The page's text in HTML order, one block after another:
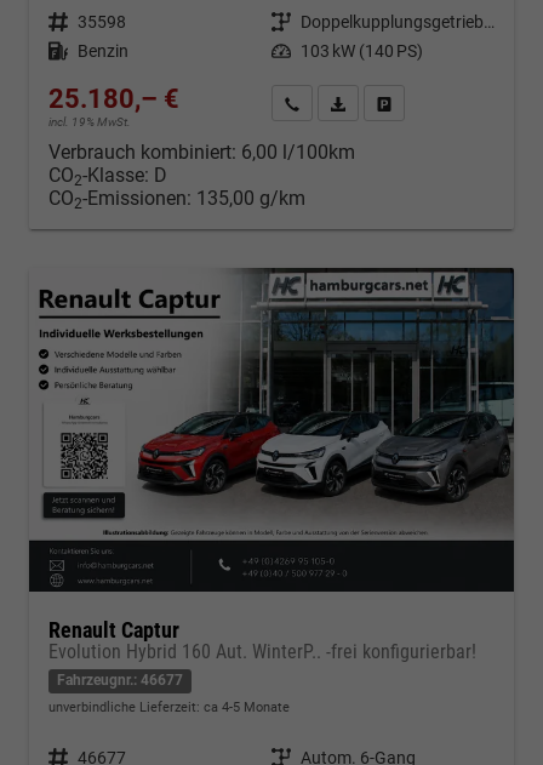
Fahrzeugnr. 35598 Getriebe
Doppelkupplungsgetriebe (DSG)
Kraftstoff Benzin Leistung 103 kW (140 PS)
25.180,– €
incl. 19% MwSt.
Kontakt & Angebot anfordern
PDF-Datei, Fahrzeugexposé
Verbrauch kombiniert: 6,00 l/100km
CO2-Klasse: D
CO2-Emissionen: 135,00 g/km
Renault Captur
Evolution Hybrid 160 Aut. WinterP.. -frei konfigurierbar!
Fahrzeugnr.: 46677
unverbindliche Lieferzeit: ca 4-5 Monate
Fahrzeugnr. 46677 Getriebe Autom. 6-Gang